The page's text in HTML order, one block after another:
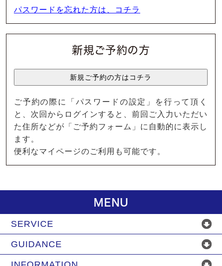
パスワードを忘れた方は、コチラ
新規ご予約の方
ご予約の際に「パスワードの設定」を行って頂く
と、次回からログインすると、前回ご入力いただい
た住所などが「ご予約フォーム」に自動的に表示し
ます。
便利なマイページのご利用も可能です。
MENU
SERVICE
GUIDANCE